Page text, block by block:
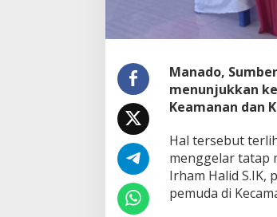
,
e
k
o
t
M
n
a
d
o
G
Manado,
menunjukkan
Keamanan dan
Hal tersebut
menggelar tatap
Irham Halid S.IK,
pemuda di